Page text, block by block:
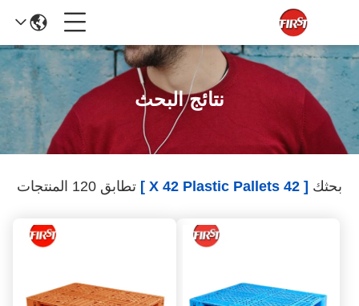
نتائج البحث
بحثك [ 42 X 42 Plastic Pallets ] تطابق 120 المنتجات